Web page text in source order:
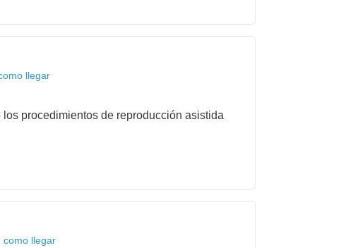
llegar
procedimientos de reproducción asistida
como llegar